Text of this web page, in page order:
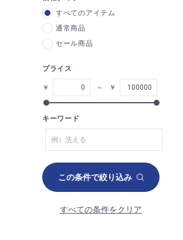
すべてのアイテム
通常商品
セール商品
プライス
￥ ～ ￥
キーワード
この条件で絞り込み
すべての条件をクリア